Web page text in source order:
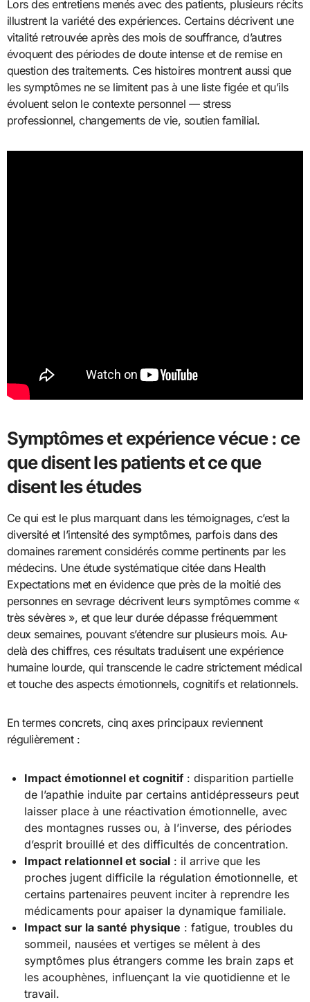
Lors des entretiens menés avec des patients, plusieurs récits
illustrent la variété des expériences. Certains décrivent une
vitalité retrouvée après des mois de souffrance, d’autres
évoquent des périodes de doute intense et de remise en
question des traitements. Ces histoires montrent aussi que
les symptômes ne se limitent pas à une liste figée et qu’ils
évoluent selon le contexte personnel — stress
professionnel, changements de vie, soutien familial.
Symptômes et expérience vécue : ce
que disent les patients et ce que
disent les études
Ce qui est le plus marquant dans les témoignages, c’est la
diversité et l’intensité des symptômes, parfois dans des
domaines rarement considérés comme pertinents par les
médecins. Une étude systématique citée dans Health
Expectations met en évidence que près de la moitié des
personnes en sevrage décrivent leurs symptômes comme «
très sévères », et que leur durée dépasse fréquemment
deux semaines, pouvant s’étendre sur plusieurs mois. Au-
delà des chiffres, ces résultats traduisent une expérience
humaine lourde, qui transcende le cadre strictement médical
et touche des aspects émotionnels, cognitifs et relationnels.
En termes concrets, cinq axes principaux reviennent
régulièrement :
Impact émotionnel et cognitif : disparition partielle
de l’apathie induite par certains antidépresseurs peut
laisser place à une réactivation émotionnelle, avec
des montagnes russes ou, à l’inverse, des périodes
d’esprit brouillé et des difficultés de concentration.
Impact relationnel et social : il arrive que les
proches jugent difficile la régulation émotionnelle, et
certains partenaires peuvent inciter à reprendre les
médicaments pour apaiser la dynamique familiale.
Impact sur la santé physique : fatigue, troubles du
sommeil, nausées et vertiges se mêlent à des
symptômes plus étrangers comme les brain zaps et
les acouphènes, influençant la vie quotidienne et le
travail.